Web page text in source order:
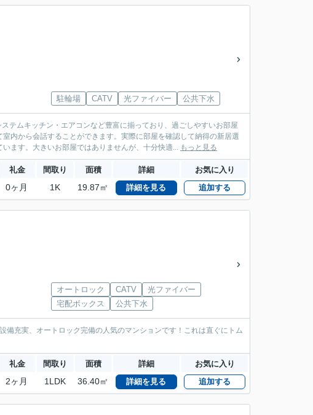
駐輪場 CATV 光ファイバー 公共下水
テムキッチン・エアコンなど豊富に揃っており、過ごしやすいお部屋
内から会話することができます。実際に部屋を確認して納得の新居選
ます。大きいお部屋ではありませんが、十分快適... もっと見る
礼金 間取り 面積 詳細 お気に入り
0ヶ月 1K 19.87㎡ 詳細を見る 追加する
オートロック CATV
光ファイバー
宅配ボックス
公共下水
充実、オートロック完備の人気のマンションです！これは直ぐにトム
礼金 間取り 面積 詳細 お気に入り
2ヶ月 1LDK 36.40㎡ 詳細を見る 追加する